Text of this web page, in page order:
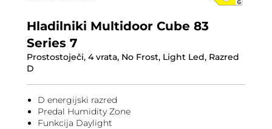
Hladilniki Multidoor Cube 83
Series 7
Prostostoječi, 4 vrata, No Frost, Light Led, Razred
D
D energijski razred
Predal Humidity Zone
Funkcija Daylight